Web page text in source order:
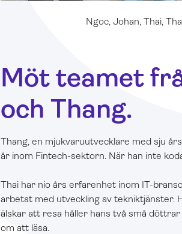
Ngoc, Johan, Thai,
Möt teamet
och Thang.
Thang, en mjukvaruutvecklare med sju
år inom Fintech-sektorn. När han inte
Thai har nio års erfarenhet inom IT-
arbetat med utveckling av tekniktjänster.
älskar att resa håller hans två små
om att läsa.